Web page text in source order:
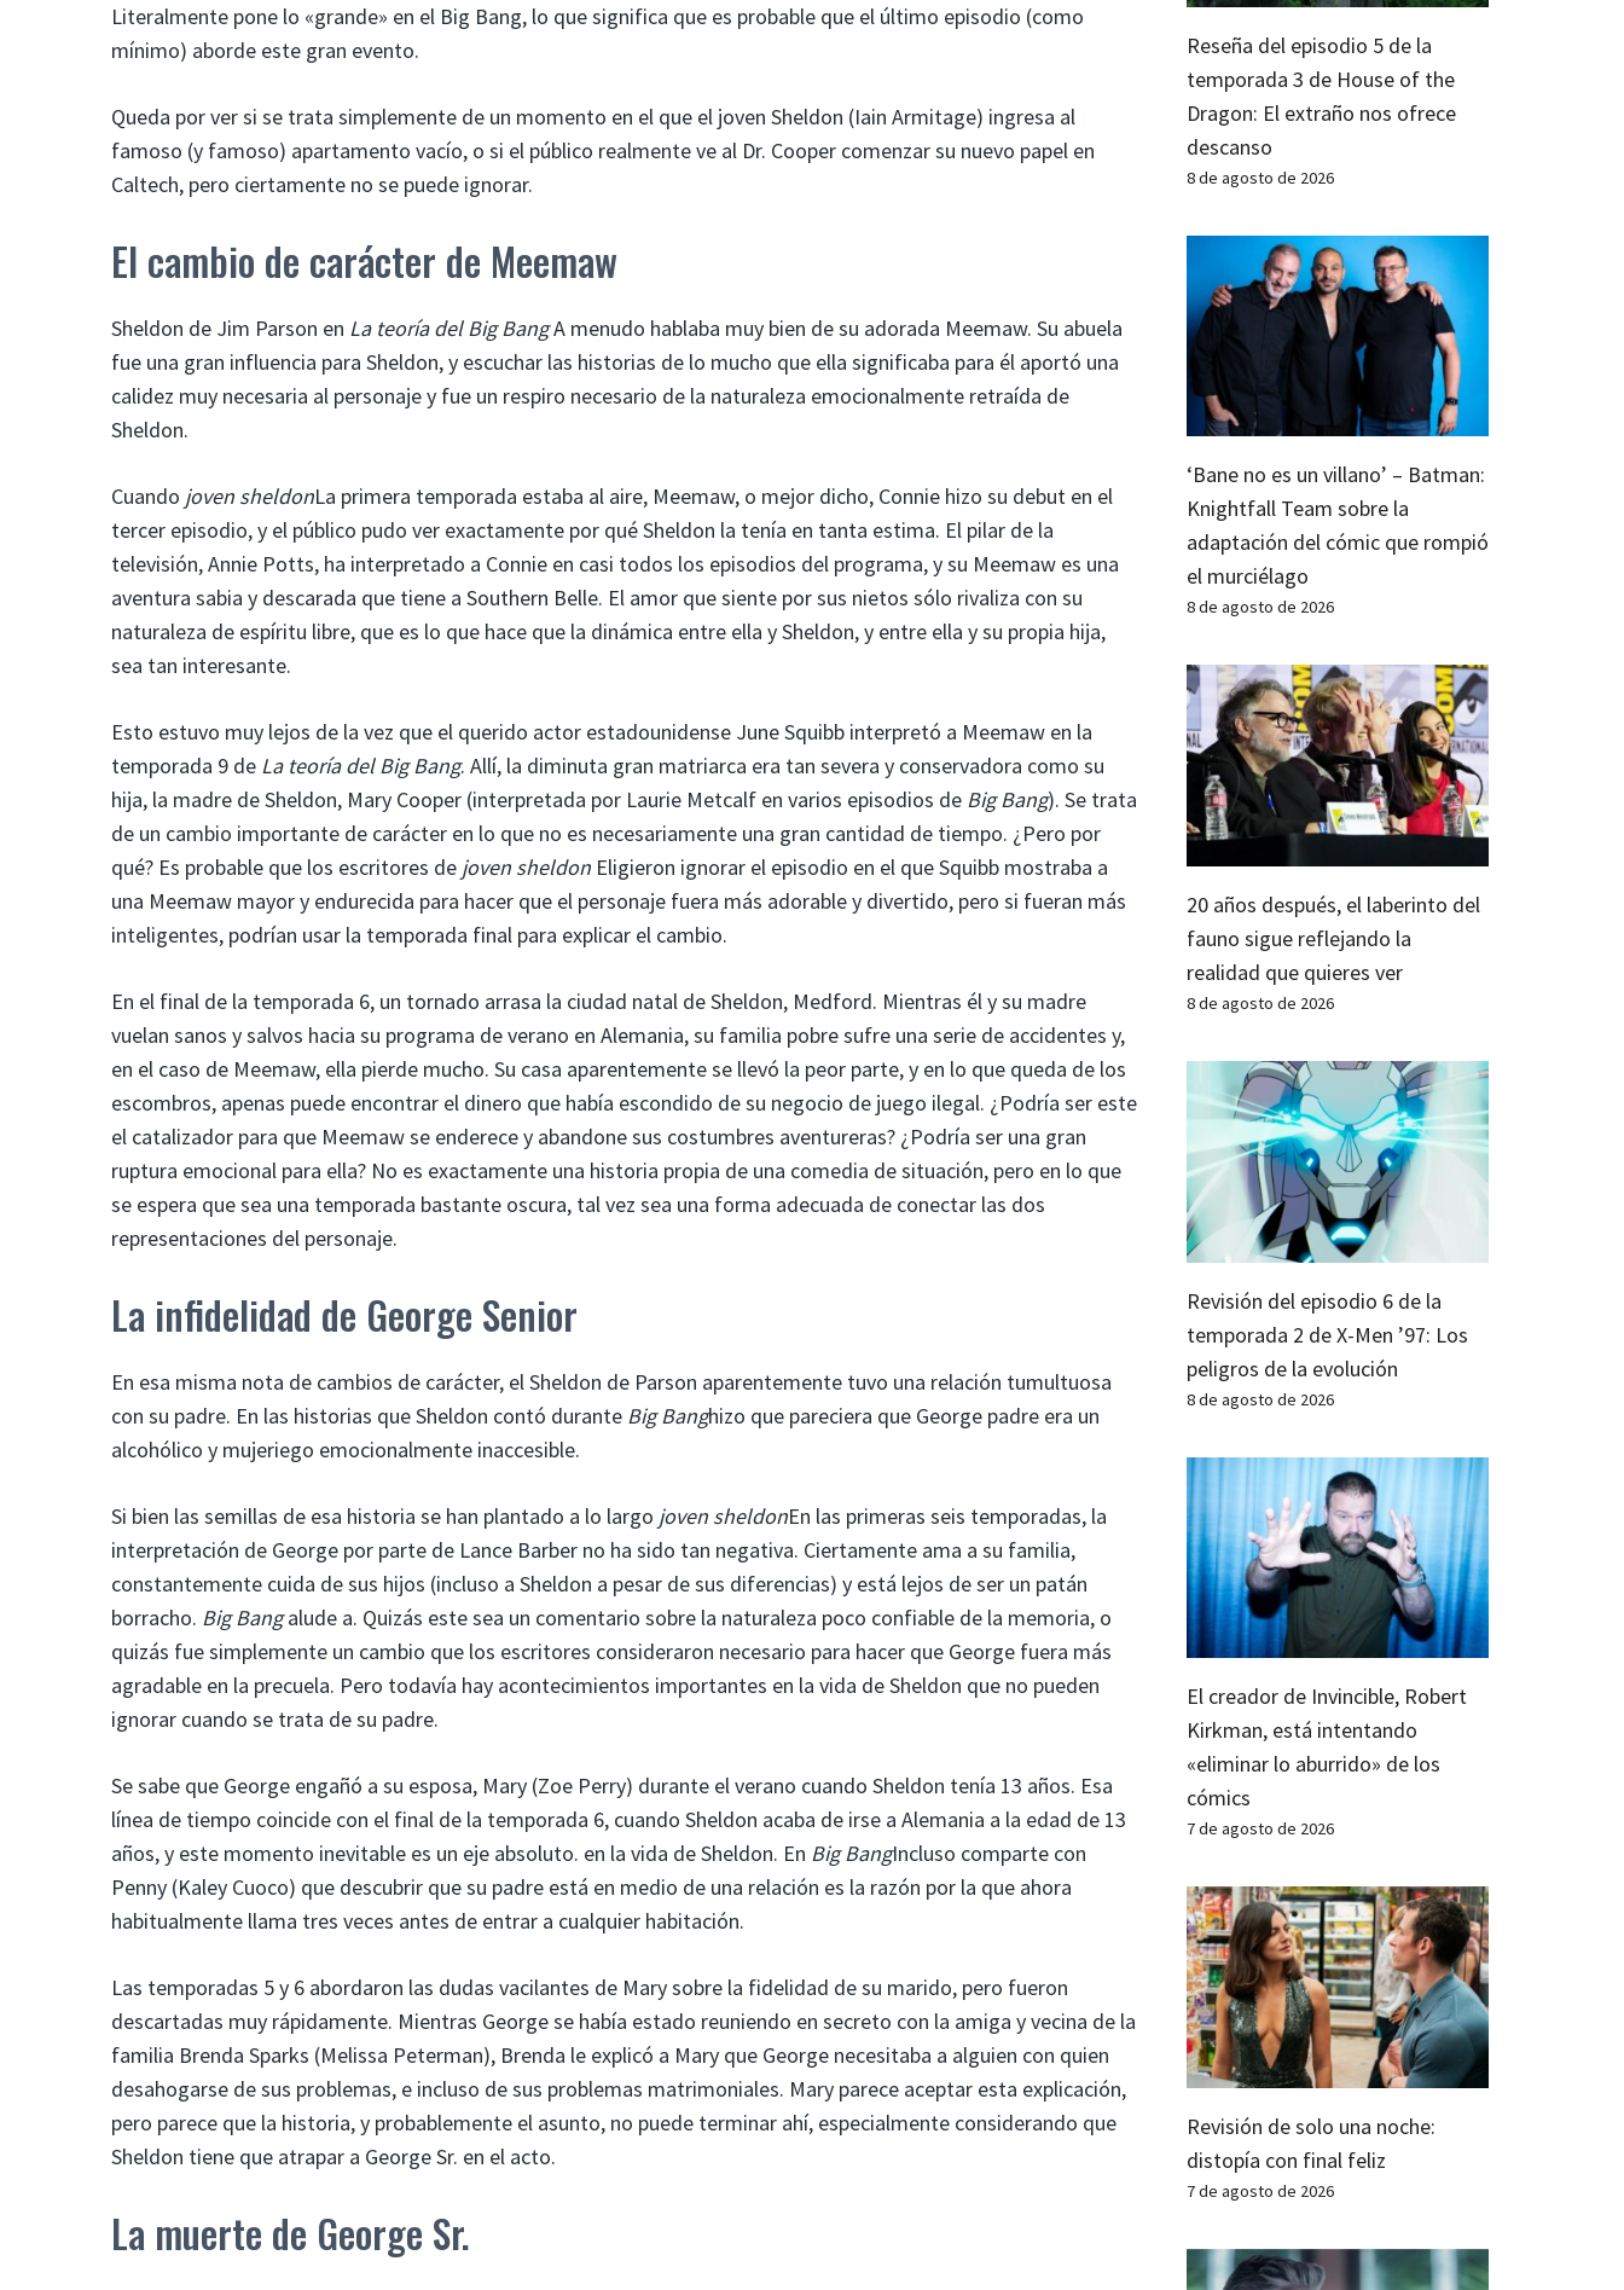
Literalmente pone lo «grande» en el Big Bang, lo que significa que es probable que el último episodio (como
mínimo) aborde este gran evento.
Queda por ver si se trata simplemente de un momento en el que el joven Sheldon (Iain Armitage) ingresa al
famoso (y famoso) apartamento vacío, o si el público realmente ve al Dr. Cooper comenzar su nuevo papel en
Caltech, pero ciertamente no se puede ignorar.
El cambio de carácter de Meemaw
Sheldon de Jim Parson en La teoría del Big BangA menudo hablaba muy bien de su adorada Meemaw. Su abuela
fue una gran influencia para Sheldon, y escuchar las historias de lo mucho que ella significaba para él aportó una
calidez muy necesaria al personaje y fue un respiro necesario de la naturaleza emocionalmente retraída de
Sheldon.
Cuando joven sheldonLa primera temporada estaba al aire, Meemaw, o mejor dicho, Connie hizo su debut en el
tercer episodio, y el público pudo ver exactamente por qué Sheldon la tenía en tanta estima. El pilar de la
televisión, Annie Potts, ha interpretado a Connie en casi todos los episodios del programa, y ​​su Meemaw es una
aventura sabia y descarada que tiene a Southern Belle. El amor que siente por sus nietos sólo rivaliza con su
naturaleza de espíritu libre, que es lo que hace que la dinámica entre ella y Sheldon, y entre ella y su propia hija,
sea tan interesante.
Esto estuvo muy lejos de la vez que el querido actor estadounidense June Squibb interpretó a Meemaw en la
temporada 9 de La teoría del Big Bang. Allí, la diminuta gran matriarca era tan severa y conservadora como su
hija, la madre de Sheldon, Mary Cooper (interpretada por Laurie Metcalf en varios episodios de Big Bang). Se trata
de un cambio importante de carácter en lo que no es necesariamente una gran cantidad de tiempo. ¿Pero por
qué? Es probable que los escritores de joven sheldon Eligieron ignorar el episodio en el que Squibb mostraba a
una Meemaw mayor y endurecida para hacer que el personaje fuera más adorable y divertido, pero si fueran más
inteligentes, podrían usar la temporada final para explicar el cambio.
En el final de la temporada 6, un tornado arrasa la ciudad natal de Sheldon, Medford. Mientras él y su madre
vuelan sanos y salvos hacia su programa de verano en Alemania, su familia pobre sufre una serie de accidentes y,
en el caso de Meemaw, ella pierde mucho. Su casa aparentemente se llevó la peor parte, y en lo que queda de los
escombros, apenas puede encontrar el dinero que había escondido de su negocio de juego ilegal. ¿Podría ser este
el catalizador para que Meemaw se enderece y abandone sus costumbres aventureras? ¿Podría ser una gran
ruptura emocional para ella? No es exactamente una historia propia de una comedia de situación, pero en lo que
se espera que sea una temporada bastante oscura, tal vez sea una forma adecuada de conectar las dos
representaciones del personaje.
La infidelidad de George Senior
En esa misma nota de cambios de carácter, el Sheldon de Parson aparentemente tuvo una relación tumultuosa
con su padre. En las historias que Sheldon contó durante Big Banghizo que pareciera que George padre era un
alcohólico y mujeriego emocionalmente inaccesible.
Si bien las semillas de esa historia se han plantado a lo largo joven sheldonEn las primeras seis temporadas, la
interpretación de George por parte de Lance Barber no ha sido tan negativa. Ciertamente ama a su familia,
constantemente cuida de sus hijos (incluso a Sheldon a pesar de sus diferencias) y está lejos de ser un patán
borracho. Big Bangalude a. Quizás este sea un comentario sobre la naturaleza poco confiable de la memoria, o
quizás fue simplemente un cambio que los escritores consideraron necesario para hacer que George fuera más
agradable en la precuela. Pero todavía hay acontecimientos importantes en la vida de Sheldon que no pueden
ignorar cuando se trata de su padre.
Se sabe que George engañó a su esposa, Mary (Zoe Perry) durante el verano cuando Sheldon tenía 13 años. Esa
línea de tiempo coincide con el final de la temporada 6, cuando Sheldon acaba de irse a Alemania a la edad de 13
años, y este momento inevitable es un eje absoluto. en la vida de Sheldon. En Big BangIncluso comparte con
Penny (Kaley Cuoco) que descubrir que su padre está en medio de una relación es la razón por la que ahora
habitualmente llama tres veces antes de entrar a cualquier habitación.
Las temporadas 5 y 6 abordaron las dudas vacilantes de Mary sobre la fidelidad de su marido, pero fueron
descartadas muy rápidamente. Mientras George se había estado reuniendo en secreto con la amiga y vecina de la
familia Brenda Sparks (Melissa Peterman), Brenda le explicó a Mary que George necesitaba a alguien con quien
desahogarse de sus problemas, e incluso de sus problemas matrimoniales. Mary parece aceptar esta explicación,
pero parece que la historia, y probablemente el asunto, no puede terminar ahí, especialmente considerando que
Sheldon tiene que atrapar a George Sr. en el acto.
La muerte de George Sr.
Reseña del episodio 5 de la
temporada 3 de House of the
Dragon: El extraño nos ofrece
descanso
8 de agosto de 2026
‘Bane no es un villano’ – Batman:
Knightfall Team sobre la
adaptación del cómic que rompió
el murciélago
8 de agosto de 2026
20 años después, el laberinto del
fauno sigue reflejando la
realidad que quieres ver
8 de agosto de 2026
Revisión del episodio 6 de la
temporada 2 de X-Men ’97: Los
peligros de la evolución
8 de agosto de 2026
El creador de Invincible, Robert
Kirkman, está intentando
«eliminar lo aburrido» de los
cómics
7 de agosto de 2026
Revisión de solo una noche:
distopía con final feliz
7 de agosto de 2026